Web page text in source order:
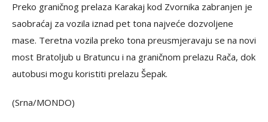
Preko graničnog prelaza Karakaj kod Zvornika zabranjen je
saobraćaj za vozila iznad pet tona najveće dozvoljene
mase. Teretna vozila preko tona preusmjeravaju se na novi
most Bratoljub u Bratuncu i na graničnom prelazu Rača, dok
autobusi mogu koristiti prelazu Šepak.
(Srna/MONDO)